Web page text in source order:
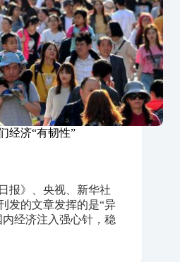
经济“有韧性”
报》、央视、新华社
发的文章发挥的是“异
经济注入强心针，稳